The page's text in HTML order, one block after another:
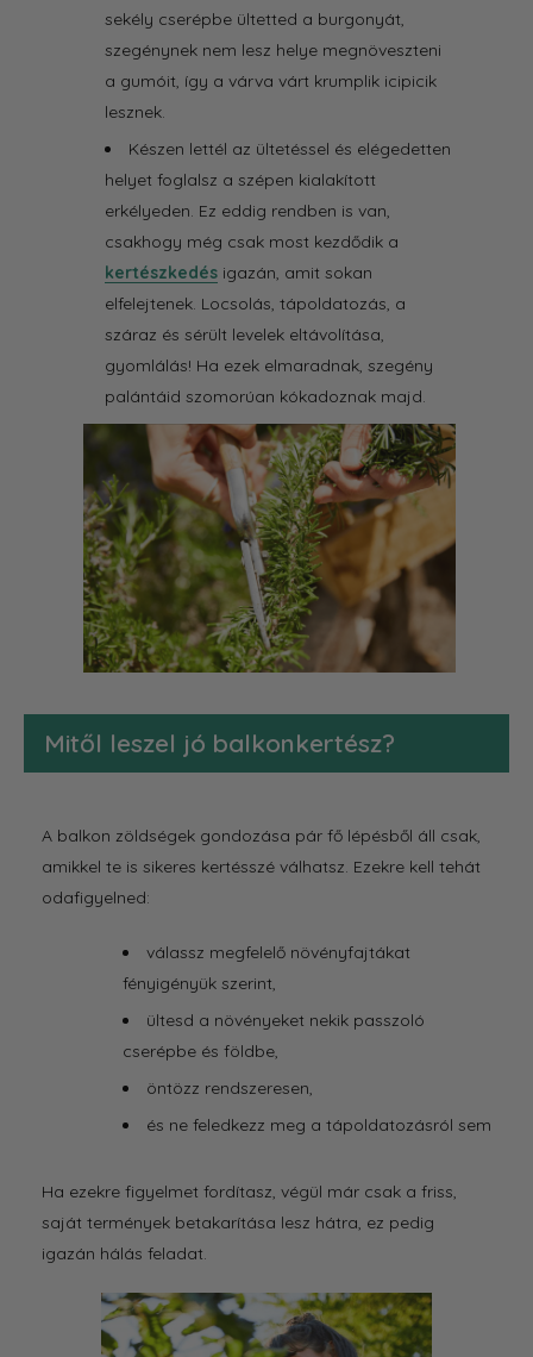
sekély cserépbe ültetted a burgonyát,
szegénynek nem lesz helye megnöveszteni
a gumóit, így a várva várt krumplik icipicik
lesznek.
Készen lettél az ültetéssel és elégedetten
helyet foglalsz a szépen kialakított
erkélyeden. Ez eddig rendben is van,
csakhogy még csak most kezdődik a
kertészkedés igazán, amit sokan
elfelejtenek. Locsolás, tápoldatozás, a
száraz és sérült levelek eltávolítása,
gyomlálás! Ha ezek elmaradnak, szegény
palántáid szomorúan kókadoznak majd.
Mitől leszel jó balkonkertész?
A balkon zöldségek gondozása pár fő lépésből áll csak,
amikkel te is sikeres kertésszé válhatsz. Ezekre kell tehát
odafigyelned:
válassz megfelelő növényfajtákat
fényigényük szerint,
ültesd a növényeket nekik passzoló
cserépbe és földbe,
öntözz rendszeresen,
és ne feledkezz meg a tápoldatozásról sem
Ha ezekre figyelmet fordítasz, végül már csak a friss,
saját termények betakarítása lesz hátra, ez pedig
igazán hálás feladat.